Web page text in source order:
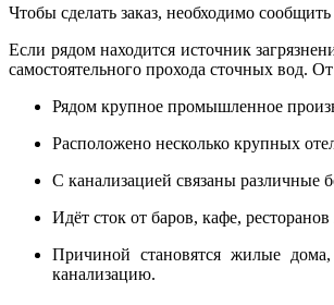
Чтобы сделать заказ, необходимо
Если рядом находится источник
самостоятельного прохода сточных вод.
Рядом крупное промышленное
Расположено несколько крупных
С канализацией связаны различные
Идёт сток от баров, кафе,
Причиной становятся жилые
канализацию.